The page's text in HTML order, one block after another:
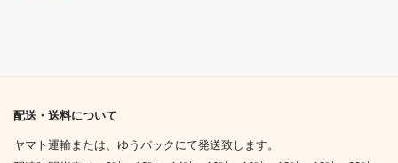
配送・送料について
ヤマト運輸または、ゆうパックにて発送致します。